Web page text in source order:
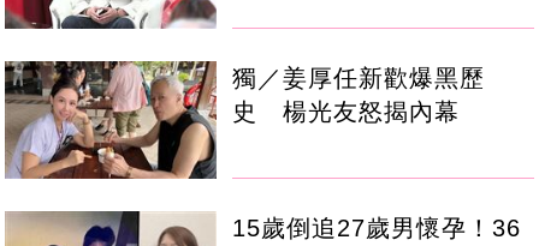
獨／姜厚任新歡爆黑歷
史 楊光友怒揭內幕
15歲倒追27歲男懷孕！36